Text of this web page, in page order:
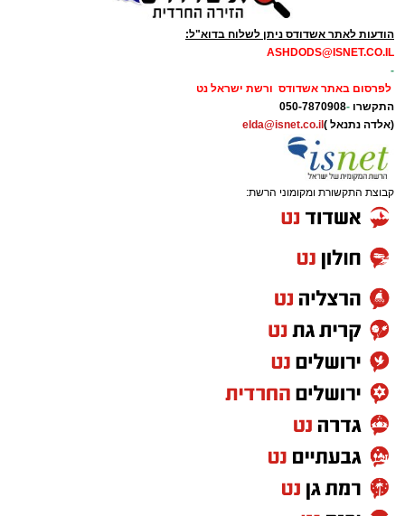
ברחבי העיר: צפו בגלריה המרהיבה המלאה
מעדשת מצלמתו של הצלם יהושע פרוכטר
מאירוע 'זיץ שבת' של מעגלים מבית סיעת אשדוד
התורנית.
הערב המרגש החל בשירת אחדות בניהולו של ר'
דוד קאליש ותזמורת נגינה, משולבת בזיץ לכבוד
שבת קודש.
לאחר מכן הרב קאליש הלחין לחן חדש לימים
הנוראים יחד עם מאות מתושבי אשדוד.
הודעות לאתר אשדודס ניתן לשלוח בדוא"ל:
ASHDODS@ISNET.CO.IL
-
לפרסום באתר אשדודס ורשת ישראל נט
התקשרו -
050-7870908
(אלדה נתנאל )elda@isnet.co.il
קבוצת התקשורת ומקומוני הרשת: